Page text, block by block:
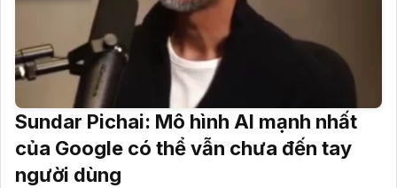
Sundar Pichai: Mô hình AI mạnh nhất
của Google có thể vẫn chưa đến tay
người dùng